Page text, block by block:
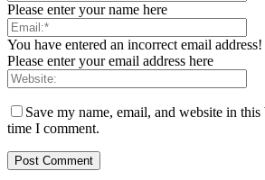
Please enter your name here
You have entered an incorrect email address!
Please enter your email address here
Save my name, email, and website in
time I comment.